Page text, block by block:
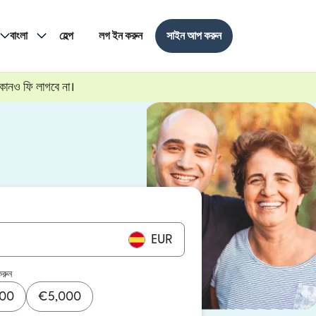
বাংলা হেল্প লগ ইন করুন সাইন আপ করুন
ফি লাগবে না।
EUR
€5,000